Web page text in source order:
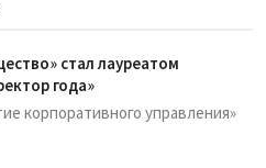
стал лауреатом
года»
корпоративного управления»